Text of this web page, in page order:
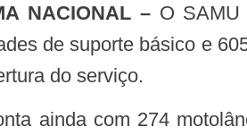
NACIONAL – O SAMU
de suporte básico e
do serviço.